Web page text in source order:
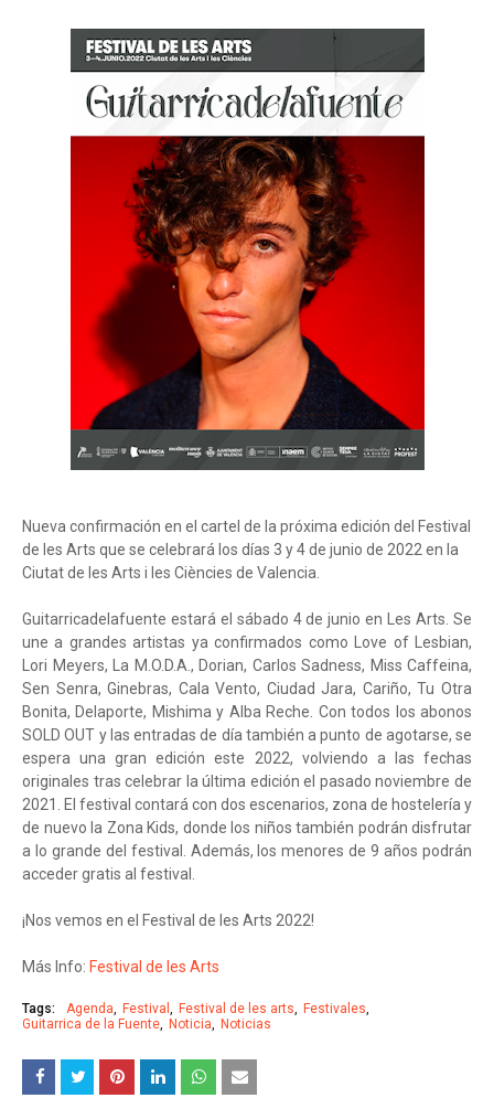
Nueva confirmación en el cartel de la próxima edición del Festival
de les Arts que se celebrará los días 3 y 4 de junio de 2022 en la
Ciutat de les Arts i les Ciències de Valencia.
Guitarricadelafuente estará el sábado 4 de junio en Les Arts. Se
une a grandes artistas ya confirmados como Love of Lesbian,
Lori Meyers, La M.O.D.A., Dorian, Carlos Sadness, Miss Caffeina,
Sen Senra, Ginebras, Cala Vento, Ciudad Jara, Cariño, Tu Otra
Bonita, Delaporte, Mishima y Alba Reche. Con todos los abonos
SOLD OUT y las entradas de día también a punto de agotarse, se
espera una gran edición este 2022, volviendo a las fechas
originales tras celebrar la última edición el pasado noviembre de
2021. El festival contará con dos escenarios, zona de hostelería y
de nuevo la Zona Kids, donde los niños también podrán disfrutar
a lo grande del festival. Además, los menores de 9 años podrán
acceder gratis al festival.
¡Nos vemos en el Festival de les Arts 2022!
Más Info: Festival de les Arts
Tags: Agenda Festival Festival de les arts
Festivales
Guitarrica de la Fuente
Noticia Noticias